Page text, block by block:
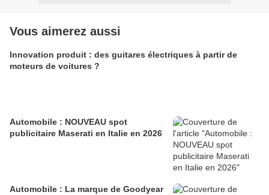
Vous aimerez aussi
Innovation produit : des guitares électriques à partir de
moteurs de voitures ?
Automobile : NOUVEAU spot
publicitaire Maserati en Italie en 2026
Automobile : La marque de Goodyear